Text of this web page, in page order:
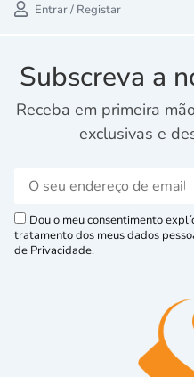
Entrar / Registar
Subscreva a
Receba em primeira
exclusivas e
Dou o meu consentimento
tratamento dos meus dados
de Privacidade.